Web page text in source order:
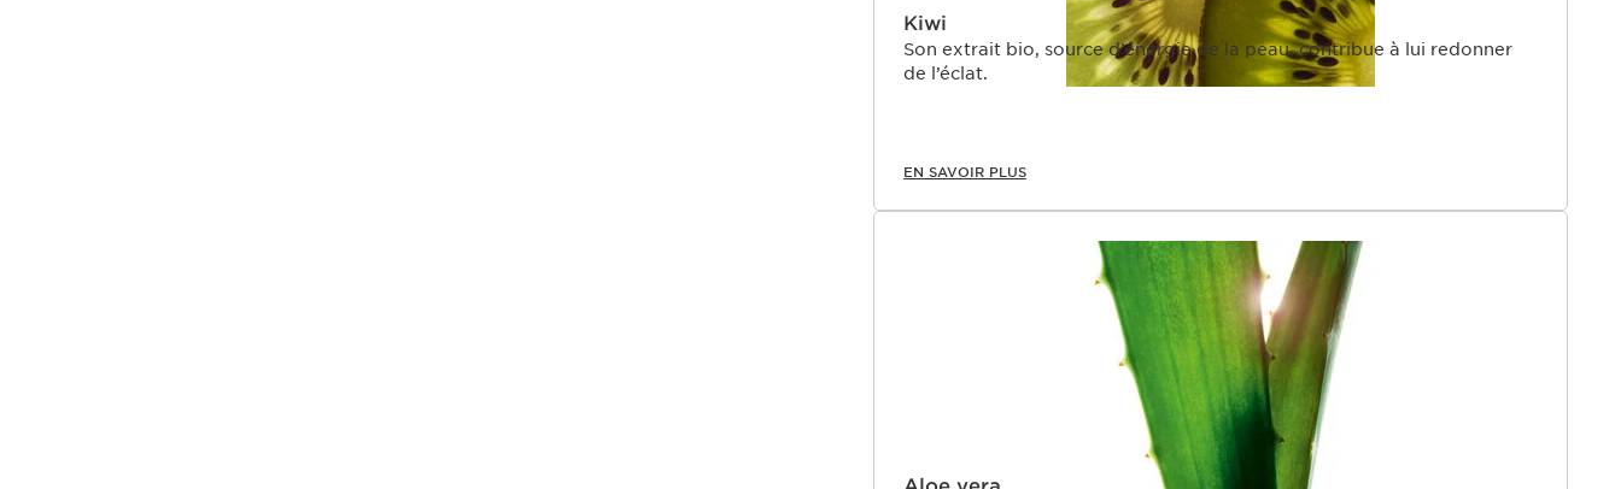
Kiwi
Son extrait bio, source d’énergie de la peau, contribue à lui redonner
de l’éclat.
EN SAVOIR PLUS